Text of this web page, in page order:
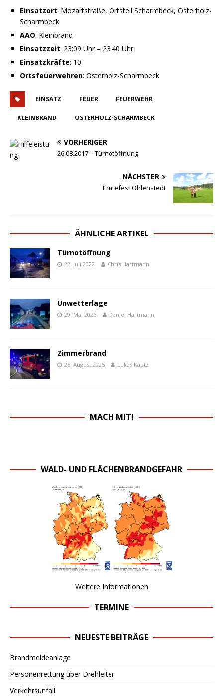
Einsatzort: Mozartstraße, Ortsteil Scharmbeck, Osterholz-
Scharmbeck
AAO: Kleinbrand
Einsatzzeit: 23:09 Uhr – 23:40 Uhr
Einsatzkräfte: 10
Ortsfeuerwehren: Osterholz-Scharmbeck
EINSATZ FEUER FEUERWEHR
KLEINBRAND OSTERHOLZ-SCHARMBECK
VORHERIGER
26.08.2017 – Türnotöffnung
NÄCHSTER
Erntefest Ohlenstedt
ÄHNLICHE ARTIKEL
Türnotöffnung
22. Juli 2022 Chris Hartmann
Unwetterlage
29. Mai 2026 Daniel Hartmann
Zimmerbrand
25. August 2025 Lukas Kautz
MACH MIT!
WALD- UND FLÄCHENBRANDGEFAHR
Weitere Informationen
TERMINE
NEUESTE BEITRÄGE
Brandmeldeanlage
Personenrettung über Drehleiter
Verkehrsunfall